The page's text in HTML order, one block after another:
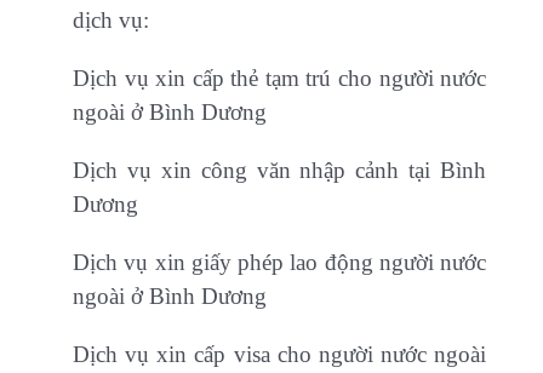
dịch vụ:
Dịch vụ xin cấp thẻ tạm trú cho người nước
ngoài ở Bình Dương
Dịch vụ xin công văn nhập cảnh tại Bình
Dương
Dịch vụ xin giấy phép lao động người nước
ngoài ở Bình Dương
Dịch vụ xin cấp visa cho người nước ngoài